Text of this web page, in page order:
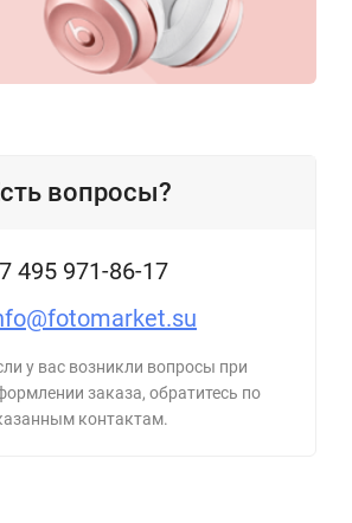
вопросы?
495 971-86-17
у вас возникли вопросы при
заказа, обратитесь по
контактам.